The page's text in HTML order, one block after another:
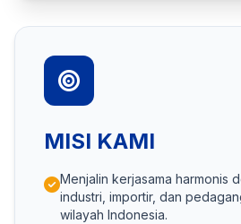
MISI KAMI
Menjalin kerjasama harmonis
industri, importir, dan
wilayah Indonesia.